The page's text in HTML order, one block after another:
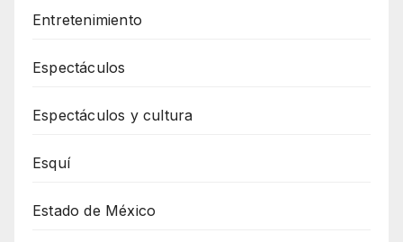
Entretenimiento
Espectáculos
Espectáculos y cultura
Esquí
Estado de México